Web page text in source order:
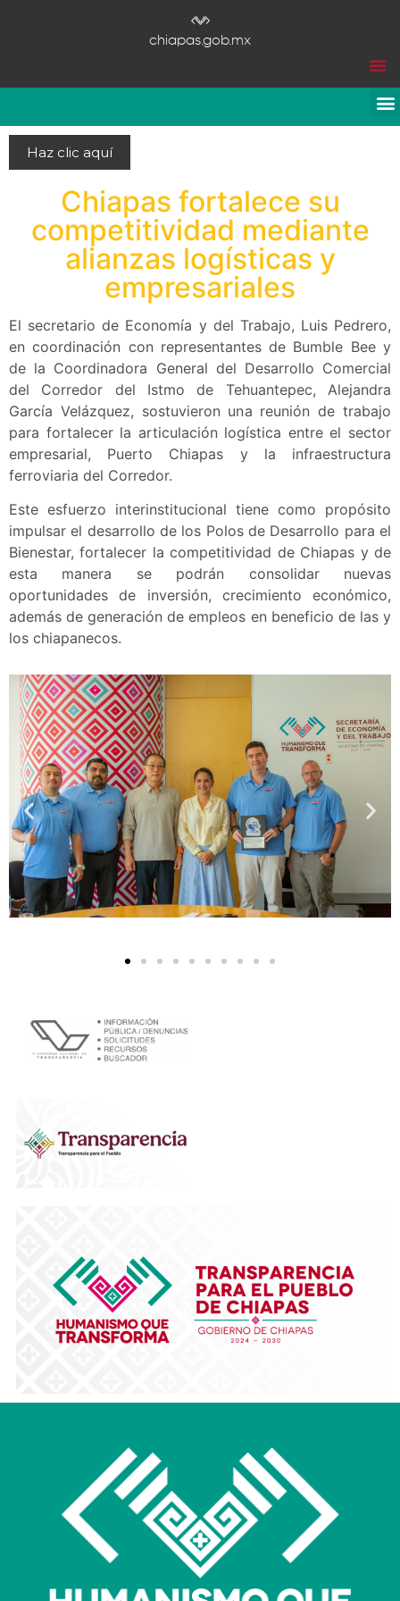
chiapas.gob.mx
Haz clic aquí
Chiapas fortalece su
competitividad mediante
alianzas logísticas y
empresariales
El secretario de Economía y del Trabajo, Luis Pedrero,
en coordinación con representantes de Bumble Bee y
de la Coordinadora General del Desarrollo Comercial
del Corredor del Istmo de Tehuantepec, Alejandra
García Velázquez, sostuvieron una reunión de trabajo
para fortalecer la articulación logística entre el sector
empresarial, Puerto Chiapas y la infraestructura
ferroviaria del Corredor.
Este esfuerzo interinstitucional tiene como propósito
impulsar el desarrollo de los Polos de Desarrollo para el
Bienestar, fortalecer la competitividad de Chiapas y de
esta manera se podrán consolidar nuevas
oportunidades de inversión, crecimiento económico,
además de generación de empleos en beneficio de las y
los chiapanecos.